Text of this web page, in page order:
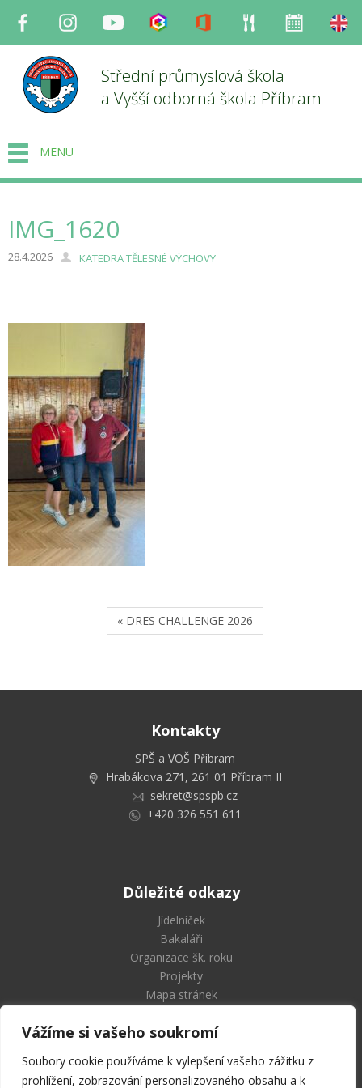
Vážíme si vašeho soukromí
Soubory cookie používáme k vylepšení vašeho zážitku z
prohlížení, zobrazování personalizovaného obsahu a k
Facebook InstagramYoutube Bakaláři Office Strava
Střední průmyslová škola
a Vyšší odborná škola Příbram
MENU
IMG_1620
28.4.2026 KATEDRA TĚLESNÉ VÝCHOVY
« DRES CHALLENGE 2026
Kontakty
SPŠ a VOŠ Příbram
Hrabákova 271, 261 01 Příbram II
sekret@spspb.cz
+420 326 551 611
Důležité odkazy
Jídelníček
Bakaláři
Organizace šk. roku
Projekty
Mapa stránek
Střední průmyslová škola
a Vyšší odborná škola Příbram